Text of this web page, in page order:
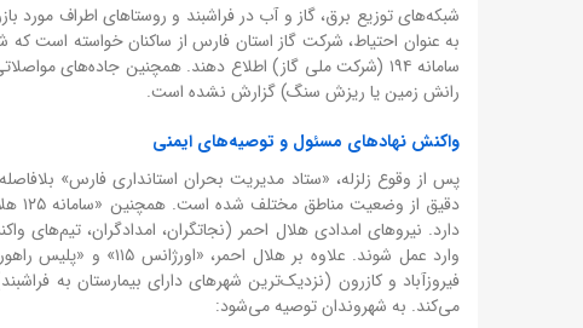
شبکه‌های توزیع برق، گاز و آب در فراشبند و روستاهای اطراف مورد
به عنوان احتیاط، شرکت گاز استان فارس از ساکنان خواسته است
سامانه ۱۹۴ (شرکت ملی گاز) اطلاع دهند. همچنین جاده‌های
رانش زمین یا ریزش سنگ) گزارش نشده است.
واکنش نهادهای مسئول و توصیه‌های ایمنی
پس از وقوع زلزله، «ستاد مدیریت بحران استانداری فارس»
دارد. نیروهای امدادی هلال احمر (نجاتگران، امدادگران، تیم‌های
وارد عمل شوند. علاوه
فیروزآباد و کازرون (نزدیک‌ترین شهرهای دارای بیمارستان به
می‌کند. به شهروندان توصیه می‌شود: